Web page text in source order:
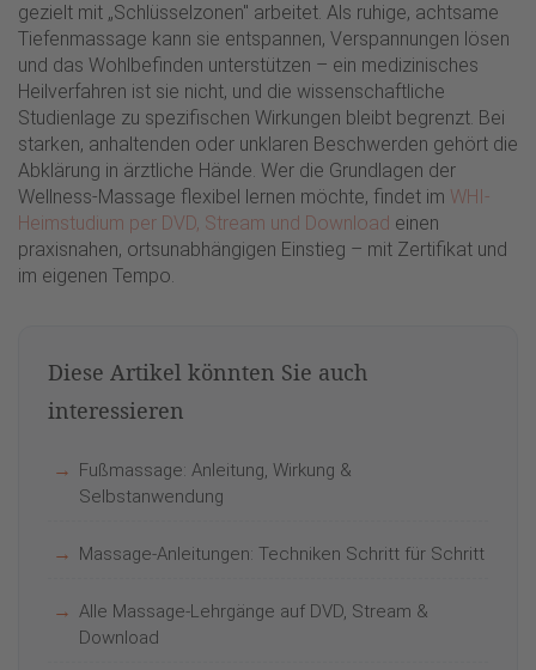
gezielt mit „Schlüsselzonen" arbeitet. Als ruhige, achtsame
Tiefenmassage kann sie entspannen, Verspannungen lösen
und das Wohlbefinden unterstützen – ein medizinisches
Heilverfahren ist sie nicht, und die wissenschaftliche
Studienlage zu spezifischen Wirkungen bleibt begrenzt. Bei
starken, anhaltenden oder unklaren Beschwerden gehört die
Abklärung in ärztliche Hände. Wer die Grundlagen der
Wellness-Massage flexibel lernen möchte, findet im WHI-
Heimstudium per DVD, Stream und Download einen
praxisnahen, ortsunabhängigen Einstieg – mit Zertifikat und
im eigenen Tempo.
Diese Artikel könnten Sie auch
interessieren
Fußmassage: Anleitung, Wirkung &
Selbstanwendung
Massage-Anleitungen: Techniken Schritt für Schritt
Alle Massage-Lehrgänge auf DVD, Stream &
Download